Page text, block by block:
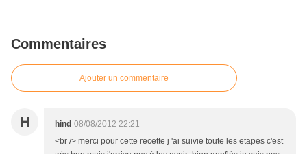
Commentaires
Ajouter un commentaire
H hind 08/08/2012 22:21
<br /> merci pour cette recette j 'ai suivie toute les etapes c'est